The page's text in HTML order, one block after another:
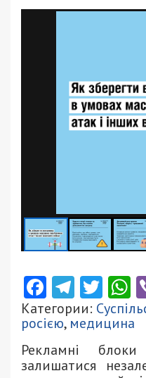
Facebook
Категории:
росією, медицина
Рекламні
залишатися